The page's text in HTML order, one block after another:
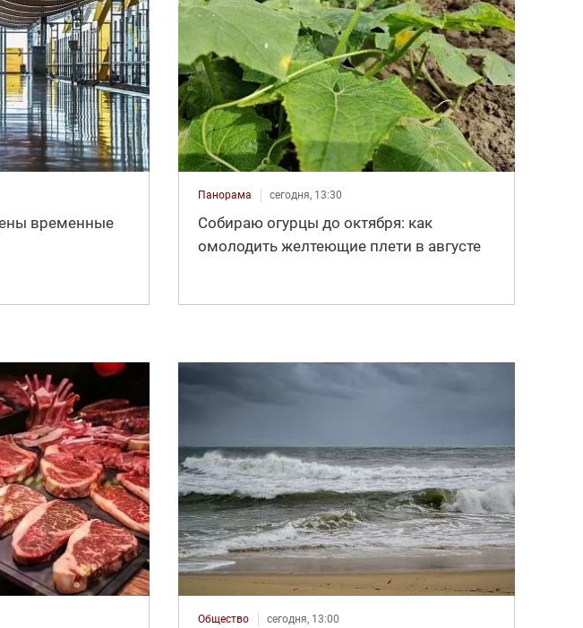
временные
Панорама сегодня, 13:30
Собираю огурцы до октября: как
омолодить желтеющие плети в августе
Общество сегодня, 13:00